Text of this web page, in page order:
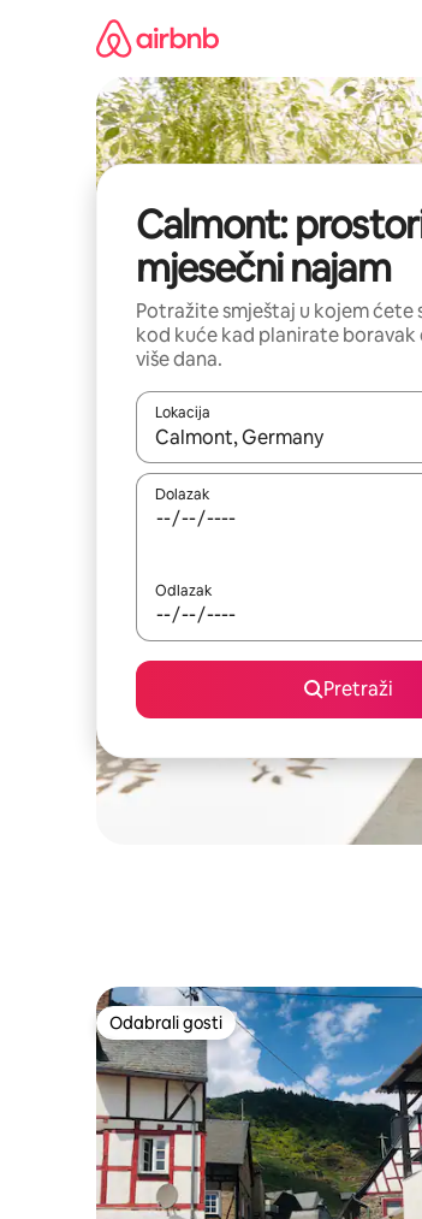
Calmont:
mjesečni najam
Potražite smještaj u kojem ćete
kod kuće kad planirate boravak
više dana.
Lokacija
Kada budu dostupni rezultati,
Dolazak
Odlazak
Pretraži
Odabrali gosti
Odabrali gosti